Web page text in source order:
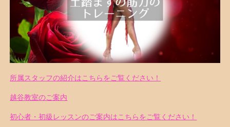
所属スタッフの紹介はこちらをご覧ください！
越谷教室のご案内
初心者・初級レッスンのご案内はこちらをご覧ください！